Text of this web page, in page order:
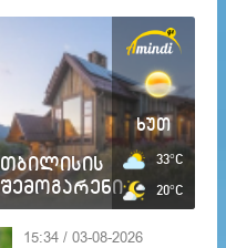
თბილისის
შემოგარენი
ხუთ
33°C
20°C
15:34 / 03-08-2026